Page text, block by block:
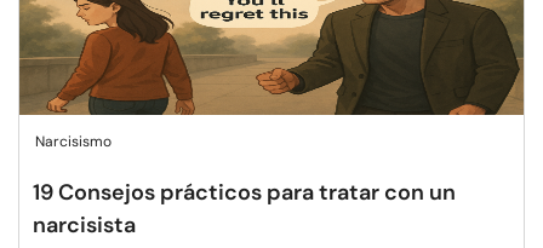
Narcisismo
19 Consejos prácticos para tratar con un
narcisista